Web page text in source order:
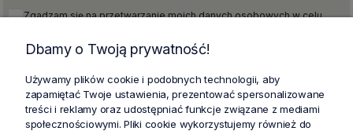
Zgadzam się na przetwarzanie moich danych osobowych w celu
Polityce prywatności , w tym również na otrzymywanie informacji
handlowych drogą elektroniczną zgodnie z przepisami ustawy z dnia
2021, poz. 1876 ze zm.).
Dbamy o Twoją prywatność!
Używamy plików cookie i podobnych technologii, aby
zapamiętać Twoje ustawienia, prezentować spersonalizowane
treści i reklamy oraz udostępniać funkcje związane z mediami
społecznościowymi. Pliki cookie wykorzystujemy również do